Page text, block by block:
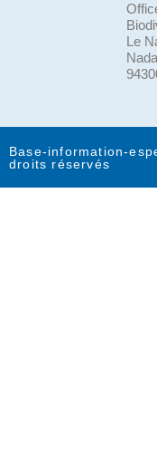
Le
Base-information-
droits réservés